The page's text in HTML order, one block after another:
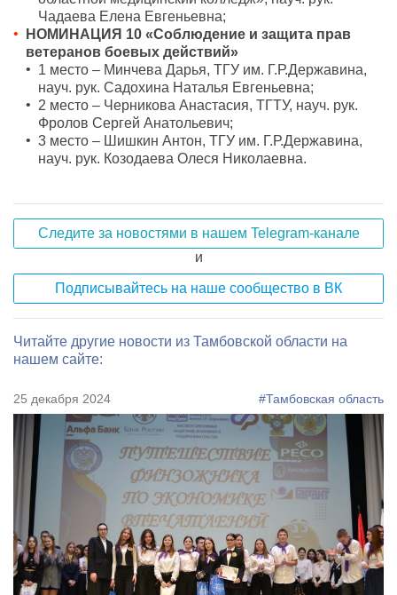
Чадаева Елена Евгеньевна;
НОМИНАЦИЯ 10 «Соблюдение и защита прав
ветеранов боевых действий»
1 место – Минчева Дарья, ТГУ им. Г.Р.Державина,
науч. рук. Садохина Наталья Евгеньевна;
2 место – Черникова Анастасия, ТГТУ, науч. рук.
Фролов Сергей Анатольевич;
3 место – Шишкин Антон, ТГУ им. Г.Р.Державина,
науч. рук. Козодаева Олеся Николаевна.
Следите за новостями в нашем Telegram-канале
и
Подписывайтесь на наше сообщество в ВК
Читайте другие новости из Тамбовской области на
нашем сайте:
25 декабря 2024 #Тамбовская область